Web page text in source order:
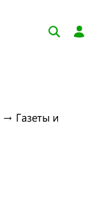
→ Газеты и